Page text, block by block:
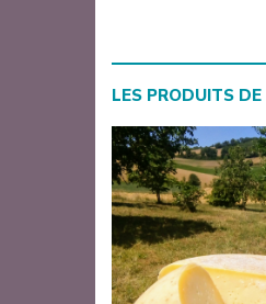
LES PRODUITS DE